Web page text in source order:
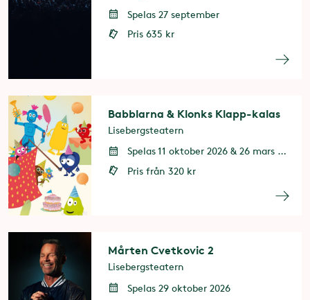
Spelas 27 september
Pris 635 kr
Babblarna & Klonks Klapp-kalas
Lisebergsteatern
Spelas 11 oktober 2026 & 26 mars 2027
Pris från 320 kr
Mårten Cvetkovic 2
Lisebergsteatern
Spelas 29 oktober 2026